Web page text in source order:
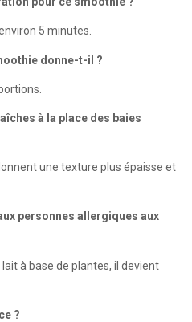
5 minutes.
donne-t-il ?
à la place des baies
une texture plus épaisse et
personnes allergiques aux
à base de plantes, il devient
?